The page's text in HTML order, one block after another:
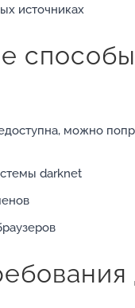
источниках
можно
darknet